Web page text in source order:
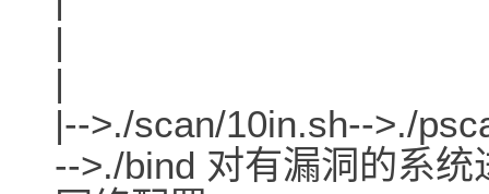
|
|
|-->./scan/10in.sh-->./
-->./bind 对有漏洞的系